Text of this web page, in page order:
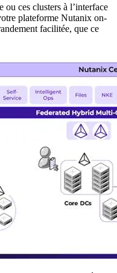
ou ces clusters à l’interface
plateforme Nutanix on-
facilitée, que ce